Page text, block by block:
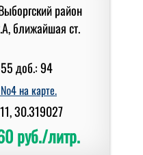
район
ближайшая ст.
доб.: 94
на карте.
30.319027
руб./литр.